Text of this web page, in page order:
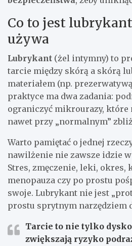
Co to jest
używa
Lubrykant (żel intymny) to
tarcie między skórą a skórą
materiałem (np.
praktyce ma dwa zadania:
ograniczyć mikrourazy, które
nawet przy „normalnym”
Warto pamiętać o jednej
nawilżenie nie zawsze idzie
Stres, zmęczenie, leki,
menopauza czy po prostu
swoje. Lubrykant nie jest
prostu sprytnym narzędziem
Tarcie to nie tylko
zwiększają ryzyko